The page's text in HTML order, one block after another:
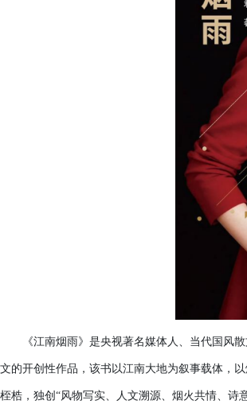
《江南烟雨》是央视著名媒体人、当代国风
文的开创性作品，该书以江南大地为叙事载体，
桎梏，独创“风物写实、人文溯源、烟火共情、